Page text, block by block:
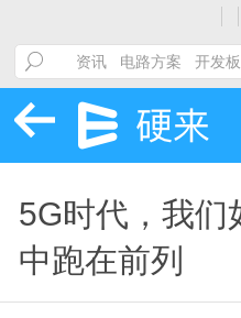
5G时代，我们
中跑在前列